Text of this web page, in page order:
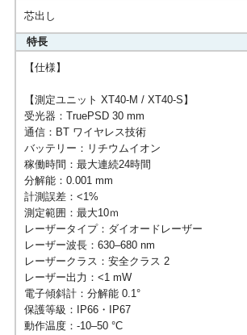
芯出し
特長
【仕様】
【測定ユニット XT40-M / XT40-S】
受光器：TruePSD 30 mm
通信：BT ワイヤレス技術
バッテリー：リチウムイオン
稼働時間：最大連続24時間
分解能：0.001 mm
計測誤差：<1%
測定範囲：最大10ｍ
レーザータイプ：ダイオードレーザー
レーザー波長：630–680 nm
レーザークラス：安全クラス 2
レーザー出力：<1 mW
電子傾斜計：分解能 0.1°
保護等級：IP66・IP67
動作温度：-10–50 °C